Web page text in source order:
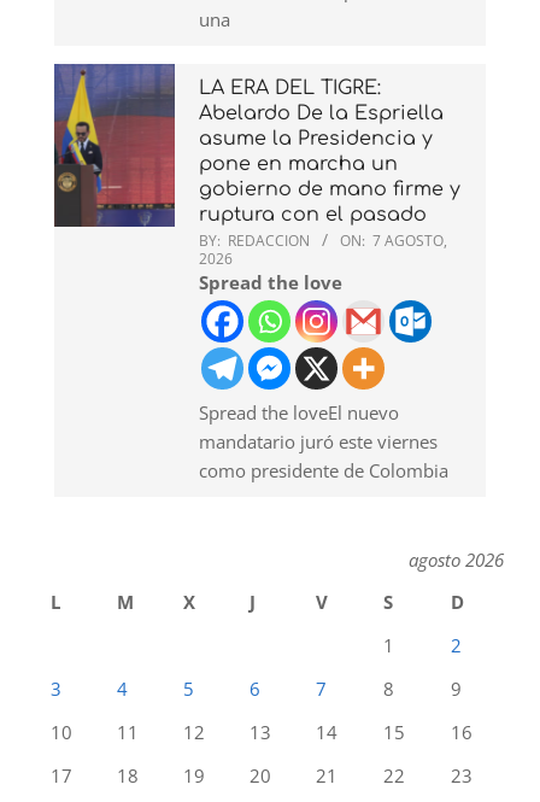
una
LA ERA DEL TIGRE:
Abelardo De la Espriella
asume la Presidencia y
pone en marcha un
gobierno de mano firme y
ruptura con el pasado
BY: REDACCION ON: 7 AGOSTO,
2026
Spread the love
Spread the loveEl nuevo
mandatario juró este viernes
como presidente de Colombia
agosto 2026
L
M X J V S
D
1
2
3
4 5 6 7 8
9
10
11 12 13 14 15
16
17
18 19 20 21 22
23